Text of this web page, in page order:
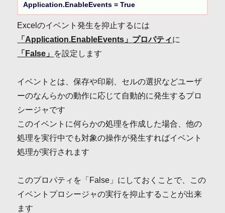
Application.EnableEvents = True
Excelのイベント発生を抑止するには
「Application.EnableEvents」プロパティに
「False」 を設定します
イベントとは、保存や印刷、セルの選択などユーザ
ーのなんらかの動作に応じて自動的に発生するプロ
シージャです
このイベントに何らかの処理を作成した場合、他の
処理を実行中でも対象の操作が発生すればイベント
処理が実行されます
このプロパティを「False」にしておくことで、この
イベントプロシージャの実行を抑止することが出来
ます